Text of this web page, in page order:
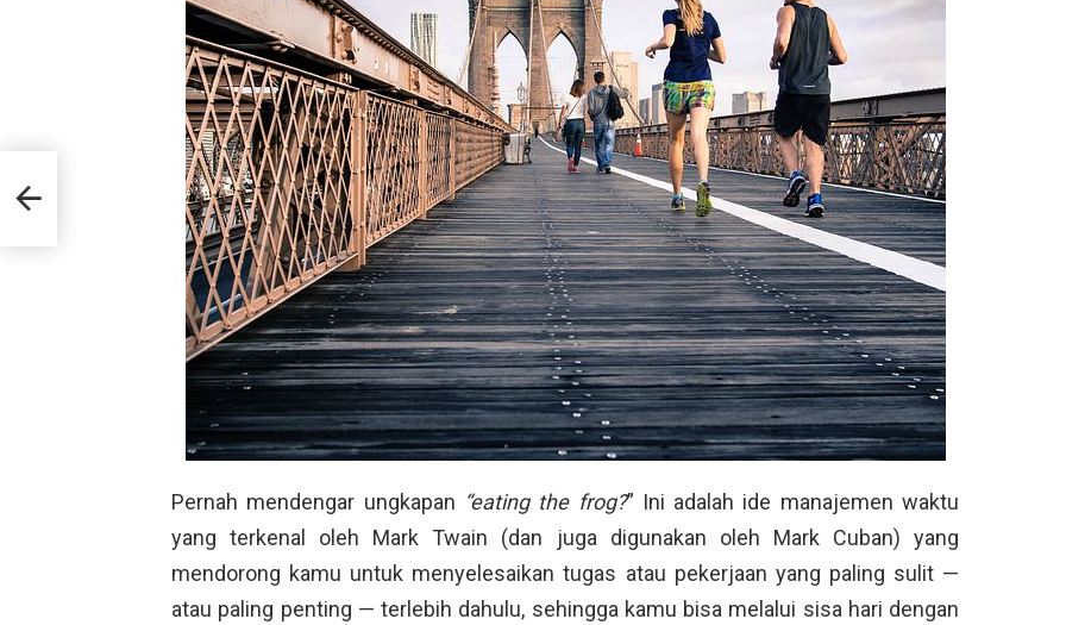
Pernah mendengar ungkapan “eating the frog?” Ini adalah ide manajemen waktu
yang terkenal oleh Mark Twain (dan juga digunakan oleh Mark Cuban) yang
mendorong kamu untuk menyelesaikan tugas atau pekerjaan yang paling sulit —
atau paling penting — terlebih dahulu, sehingga kamu bisa melalui sisa hari dengan